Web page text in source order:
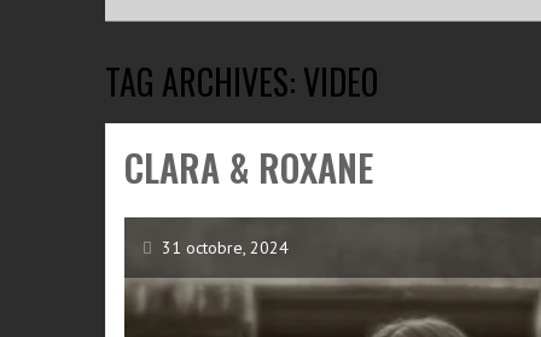
TAG ARCHIVES: VIDEO
CLARA & ROXANE
31 octobre, 2024